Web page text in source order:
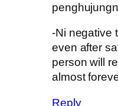
-Ni negative
even after
person will
almost
Reply